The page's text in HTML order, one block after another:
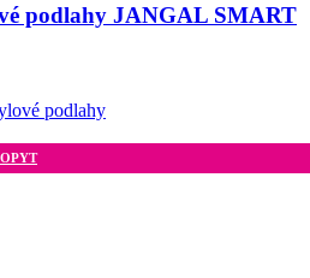
podlahy JANGAL SMART
podlahy